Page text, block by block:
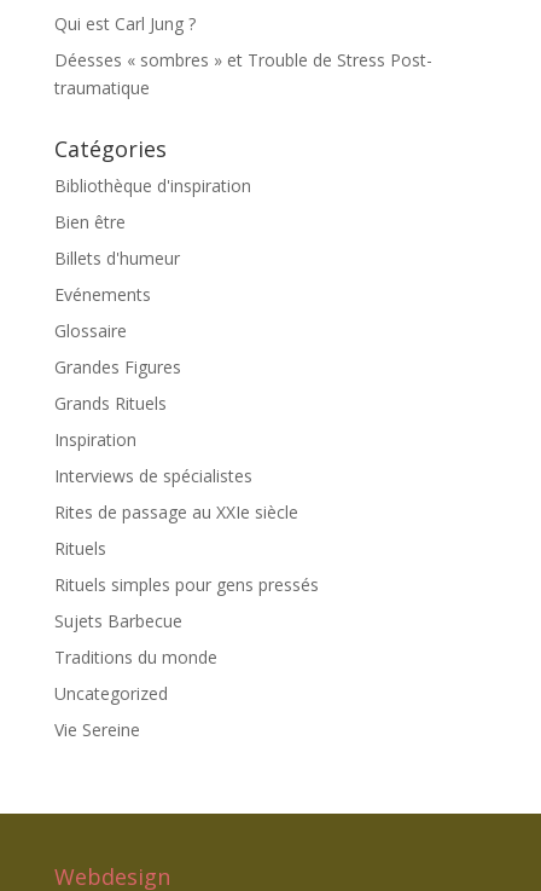
Qui est Carl Jung ?
Déesses « sombres » et Trouble de Stress Post-
traumatique
Catégories
Bibliothèque d'inspiration
Bien être
Billets d'humeur
Evénements
Glossaire
Grandes Figures
Grands Rituels
Inspiration
Interviews de spécialistes
Rites de passage au XXIe siècle
Rituels
Rituels simples pour gens pressés
Sujets Barbecue
Traditions du monde
Uncategorized
Vie Sereine
Webdesign